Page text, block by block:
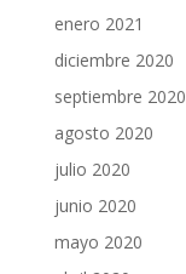
enero 2021
diciembre 2020
septiembre 2020
agosto 2020
julio 2020
junio 2020
mayo 2020